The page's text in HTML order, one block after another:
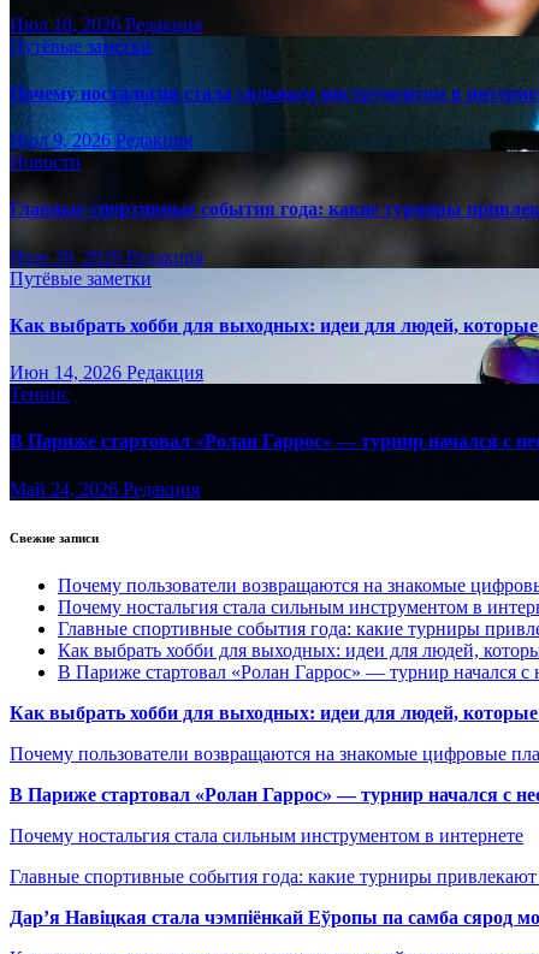
Июл 18, 2026 Редакция
Путёвые заметки
Почему ностальгия стала сильным инструментом в
Июл 9, 2026 Редакция
Новости
Главные спортивные события года: какие турниры
Июн 30, 2026 Редакция
Путёвые заметки
Как выбрать хобби для выходных: идеи для людей, которые
Июн 14, 2026 Редакция
Теннис
В Париже стартовал «Ролан Гаррос» — турнир начался с
Май 24, 2026 Редакция
Свежие записи
Почему пользователи возвращаются на знакомые
Почему ностальгия стала сильным инструментом в
Главные спортивные события года: какие турниры
Как выбрать хобби для выходных: идеи для людей,
В Париже стартовал «Ролан Гаррос» — турнир начался с
Как выбрать хобби для выходных: идеи для людей, которые
Почему пользователи возвращаются на знакомые цифровые
В Париже стартовал «Ролан Гаррос» — турнир начался с
Почему ностальгия стала сильным инструментом в интернете
Главные спортивные события года: какие турниры
Дар’я Навіцкая стала чэмпіёнкай Еўропы па самба сярод